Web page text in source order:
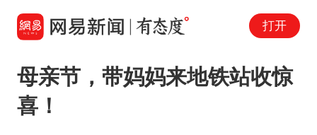
打开
母亲节，带妈妈来地铁站收惊
喜！